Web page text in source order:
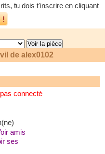
tu dois t'inscrire en cliquant
!
de alex0102
connecté
amis
ses